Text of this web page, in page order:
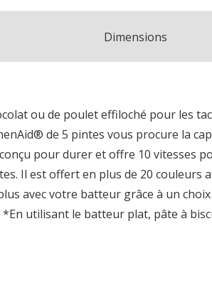
Dimensions
ou de poulet effiloché pour les
de 5 pintes vous procure la
pour durer et offre 10 vitesses
Il est offert en plus de 20 couleurs
avec votre batteur grâce à un
utilisant le batteur plat, pâte à